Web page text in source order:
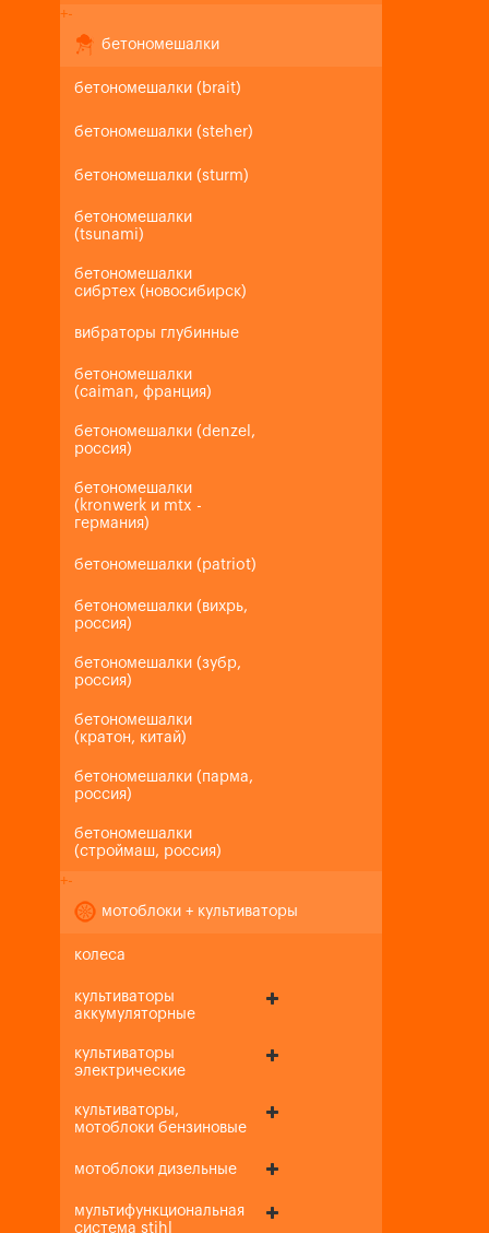
+-
бетономешалки
бетономешалки (brait)
бетономешалки (steher)
бетономешалки (sturm)
бетономешалки
(tsunami)
бетономешалки
сибртех (новосибирск)
вибраторы глубинные
бетономешалки
(caiman, франция)
бетономешалки (denzel,
россия)
бетономешалки
(kronwerk и mtx -
германия)
бетономешалки (patriot)
бетономешалки (вихрь,
россия)
бетономешалки (зубр,
россия)
бетономешалки
(кратон, китай)
бетономешалки (парма,
россия)
бетономешалки
(строймаш, россия)
+-
мотоблоки + культиваторы
колеса
культиваторы
аккумуляторные
культиваторы
электрические
культиваторы,
мотоблоки бензиновые
мотоблоки дизельные
мультифункциональная
система stihl